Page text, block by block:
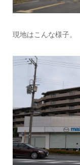
現地はこんな様子。